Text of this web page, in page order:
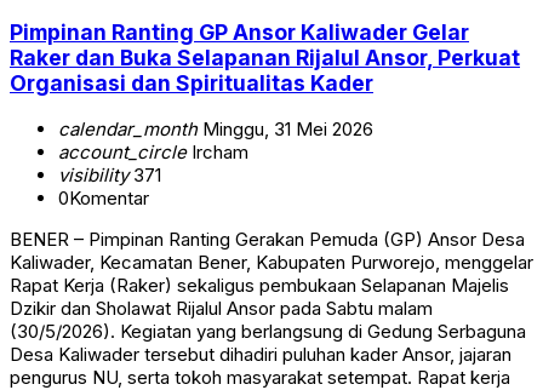
Pimpinan Ranting GP Ansor Kaliwader Gelar
Raker dan Buka Selapanan Rijalul Ansor, Perkuat
Organisasi dan Spiritualitas Kader
calendar_monthMinggu, 31 Mei 2026
account_circleIrcham
visibility371
0Komentar
BENER – Pimpinan Ranting Gerakan Pemuda (GP) Ansor Desa
Kaliwader, Kecamatan Bener, Kabupaten Purworejo, menggelar
Rapat Kerja (Raker) sekaligus pembukaan Selapanan Majelis
Dzikir dan Sholawat Rijalul Ansor pada Sabtu malam
(30/5/2026). Kegiatan yang berlangsung di Gedung Serbaguna
Desa Kaliwader tersebut dihadiri puluhan kader Ansor, jajaran
pengurus NU, serta tokoh masyarakat setempat. Rapat kerja